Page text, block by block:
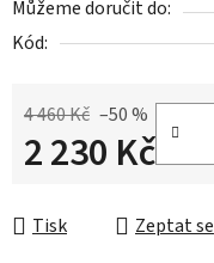
Můžeme doručit do:
Kód:
4 460 Kč –50 %
2 230 Kč
Tisk Zeptat se